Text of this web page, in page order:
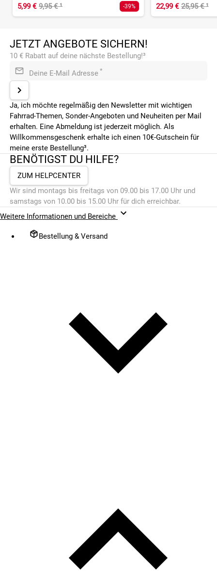
5,99 € 9,95 €¹ -39% 22,99 € 25,95 €¹
JETZT ANGEBOTE SICHERN!
10 € Rabatt auf deine nächste Bestellung!³
Deine E-Mail Adresse *
Ja, ich möchte regelmäßig den Newsletter mit wichtigen
Fahrrad-Themen, Sonder-Angeboten und Neuheiten per Mail
erhalten. Eine Abmeldung ist jederzeit möglich. Als
Willkommensgeschenk erhalte ich einen 10€-Gutschein für
meine erste Bestellung³.
BENÖTIGST DU HILFE?
ZUM HELPCENTER
Wir sind montags bis freitags von 09.00 bis 17.00 Uhr und
samstags von 10.00 bis 15.00 Uhr für dich erreichbar.
Weitere Informationen und Bereiche
Bestellung & Versand